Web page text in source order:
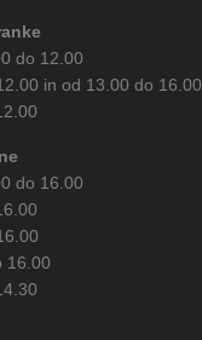
do 12.00
in od 13.00 do 16.00
do 16.00
16.00